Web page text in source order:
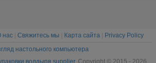
нас Свяжитесь мы Карта сайта
Privacy Policy
настольного компьютера
волдыря supplier. Copyright © 2015 - 2026